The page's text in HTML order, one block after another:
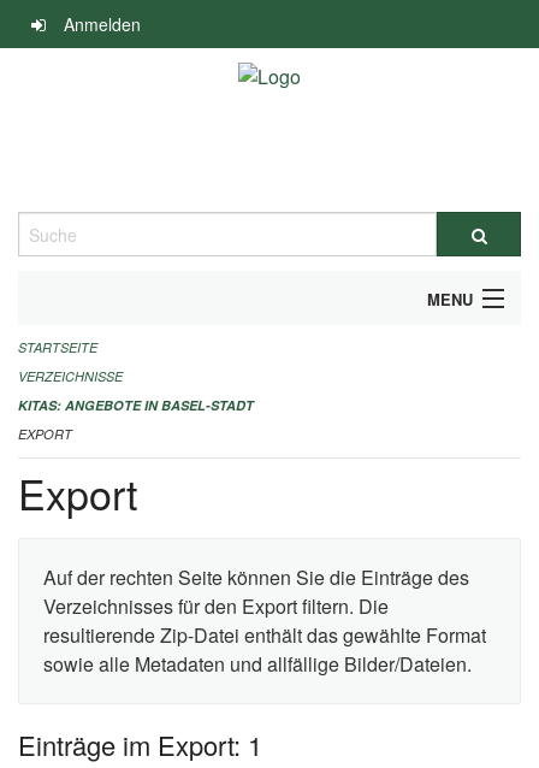
Navigation
überspringen
Anmelden
Suche
MENU
ALLGEMEINE INFORMATIONEN
IMPRESSUM
STARTSEITE
VERZEICHNISSE
KITAS: ANGEBOTE IN BASEL-STADT
EXPORT
Export
Auf der rechten Seite können Sie die Einträge des
Verzeichnisses für den Export filtern. Die
resultierende Zip-Datei enthält das gewählte Format
sowie alle Metadaten und allfällige Bilder/Dateien.
Einträge im Export: 1